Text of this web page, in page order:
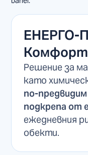
ЕНЕРГО-
Комфорт
Решение за
като
по-
подкрепа от
ежедневния
обекти.